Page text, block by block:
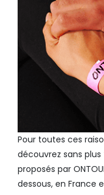
Pour toutes ces
découvrez sans
proposés par
dessous, en France